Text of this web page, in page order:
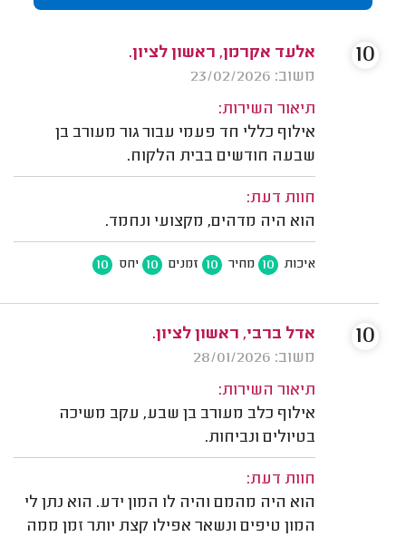
אלעד אקרמן, ראשון לציון.
משוב: 23/02/2026
תיאור השירות:
אילוף כללי חד פעמי עבור גור מעורב בן
שבעה חודשים בבית הלקוח.
חוות דעת:
הוא היה מדהים, מקצועי ונחמד.
איכות 10 מחיר 10 זמנים 10 יחס 10
10
אדל ברבי, ראשון לציון.
משוב: 28/01/2026
תיאור השירות:
אילוף כלב מעורב בן שבע, עקב משיכה
בטיולים ונביחות.
חוות דעת:
הוא היה מהמם והיה לו המון ידע. הוא נתן לי
המון טיפים ונשאר אפילו קצת יותר זמן ממה
10